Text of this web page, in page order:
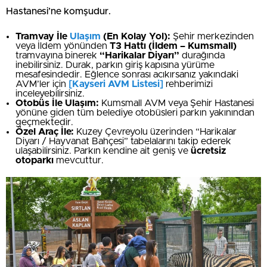
Hastanesi’ne komşudur.
Tramvay İle Ulaşım (En Kolay Yol): Şehir merkezinden
veya İldem yönünden T3 Hattı (İldem – Kumsmall)
tramvayına binerek “Harikalar Diyarı” durağında
inebilirsiniz. Durak, parkın giriş kapısına yürüme
mesafesindedir. Eğlence sonrası acıkırsanız yakındaki
AVM’ler için [Kayseri AVM Listesi] rehberimizi
inceleyebilirsiniz.
Otobüs İle Ulaşım: Kumsmall AVM veya Şehir Hastanesi
yönüne giden tüm belediye otobüsleri parkın yakınından
geçmektedir.
Özel Araç İle: Kuzey Çevreyolu üzerinden “Harikalar
Diyarı / Hayvanat Bahçesi” tabelalarını takip ederek
ulaşabilirsiniz. Parkın kendine ait geniş ve ücretsiz
otoparkı mevcuttur.